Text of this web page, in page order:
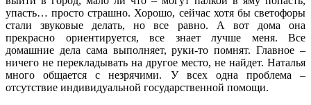
упасть… просто страшно. Хорошо, сейчас хотя бы светофоры
стали звуковые делать, но все равно. А вот дома она
прекрасно ориентируется, все знает лучше меня. Все
домашние дела сама выполняет, руки-то помнят. Главное –
ничего не перекладывать на другое место, не найдет. Наталья
много общается с незрячими. У всех одна проблема –
отсутствие индивидуальной государственной помощи.